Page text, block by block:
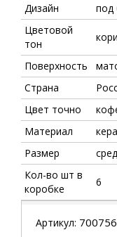
Дизайн
под
Цветовой
тон
Поверхность
Страна
Цвет точно
Материал
Размер
Кол-во шт в
коробке
6
Артикул: 700756